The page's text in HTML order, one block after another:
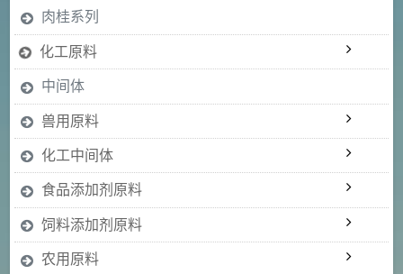
肉桂系列
化工原料
中间体
兽用原料
化工中间体
食品添加剂原料
饲料添加剂原料
农用原料